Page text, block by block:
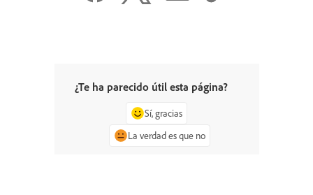
¿Te ha parecido útil esta página?
Sí, gracias
La verdad es que no